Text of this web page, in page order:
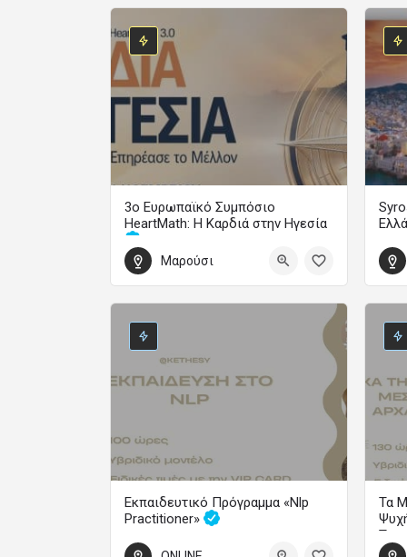
3ο Ευρωπαϊκό Συμπόσιο
HeartMath: Η Καρδιά στην Ηγεσία
Οδήγησε την Αλλαγή και Επηρέασε το Μέλλον
30 Οκτωβρίου 2026 14:00 - 1 Νοεμβρίου 2026 19:00
Μαρούσι
1
Εκπαιδευτικό Πρόγραμμα «Nlp
Practitioner»
Τα